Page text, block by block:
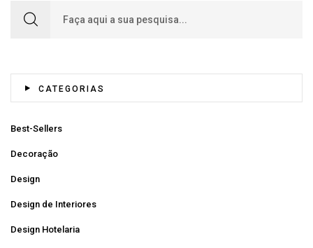
Search for:
CATEGORIAS
Best-Sellers
Decoração
Design
Design de Interiores
Design Hotelaria